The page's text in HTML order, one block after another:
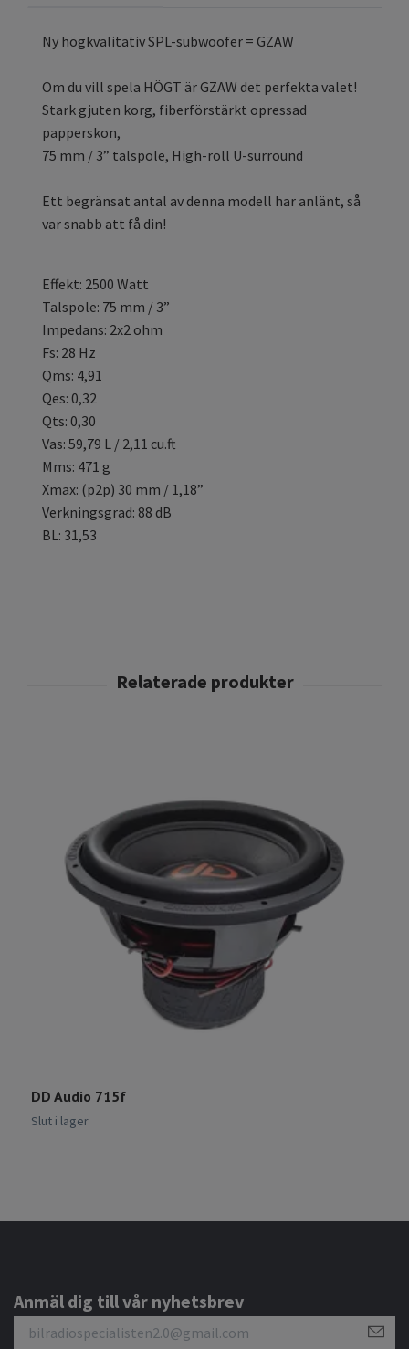
Ny högkvalitativ SPL-subwoofer = GZAW
Om du vill spela HÖGT är GZAW det perfekta valet!
Stark gjuten korg, fiberförstärkt opressad
papperskon,
75 mm / 3” talspole, High-roll U-surround
Ett begränsat antal av denna modell har anlänt, så
var snabb att få din!
Effekt: 2500 Watt
Talspole: 75 mm / 3”
Impedans: 2x2 ohm
Fs: 28 Hz
Qms: 4,91
Qes: 0,32
Qts: 0,30
Vas: 59,79 L / 2,11 cu.ft
Mms: 471 g
Xmax: (p2p) 30 mm / 1,18”
Verkningsgrad: 88 dB
BL: 31,53
DD Audio 715f
Slut i lager
Anmäl dig till vår nyhetsbrev